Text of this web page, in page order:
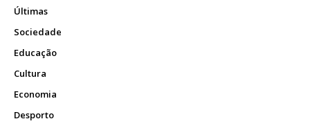
Últimas
Sociedade
Educação
Cultura
Economia
Desporto